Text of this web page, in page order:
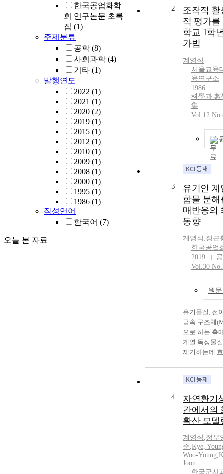
한국공업화학
회 연구논문 초록
집 (1)
주제분류
공학 (8)
사회과학 (4)
기타 (1)
발행연도
2022 (1)
2021 (1)
2020 (2)
2019 (1)
2015 (1)
2012 (1)
2010 (1)
2009 (1)
2008 (1)
2000 (1)
1995 (1)
1986 (1)
작성언어
한국어 (7)
오늘 본 자료
explosive
melting
트라민 폭발
하여 313 K에
켰다. 폭발물
도를 측정하
기부터 종료
실없이 반응
수 있고 스펙
반응의 진행
능한1H
NMR 피크의
유사 1차 분
을 확인하였
RDX와 HMX
도상수는 각
6.35 × 10-4
구로부터 산
입자는 니트
해반응연구
확인하였다.
2
조작적 활
적 평가를
학교 1학
가법
계영식
서울교육
육연구소
1986
科學과 數
集
Vol.12
3
유기인 계
합물 분해
매반응의
동향
계영식 ,정근
한국공업
2019
Vol.30
원
유기물질, 전
금속 구조체
으로 하는 촉
계열 독성물
제거하는데
성 MOFs들
Zr6 기반의
결합체를 가
세공크기, 공
적 안정성 등
조내의 변형
문에 화학작
제초제를 제
4
자연환기
간에서의
확산 모델
계영식 ,정우
준,Kye,
Woo-Young,
Joon
한국군사